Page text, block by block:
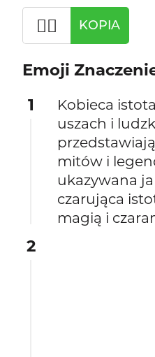
🧝‍♀️ KOPIA
Emoji
1
Kobieca
uszach i
mitów i
ukazywana
czarująca
magią i
2